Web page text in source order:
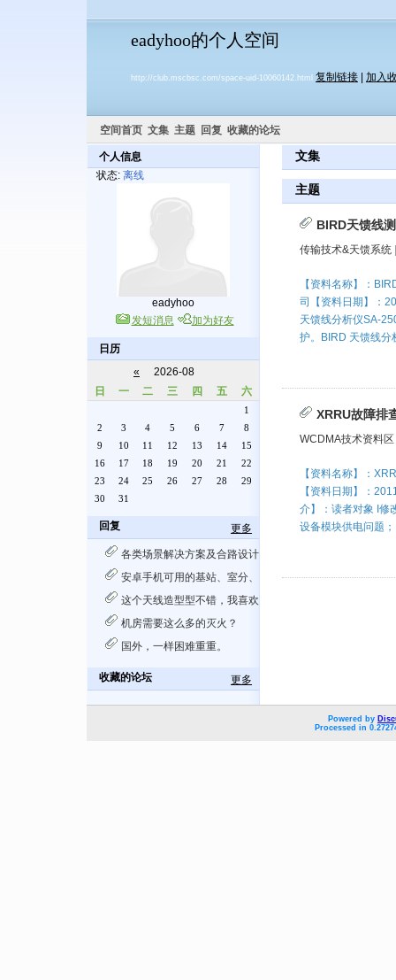
eadyhoo的个人空间
http://club.mscbsc.com/space-uid-10060142.html 复制链接 加入
空间首页 文集 主题 回复 收藏的论坛
个人信息
状态: 离线
eadyhoo
发短消息
加为好友
日历
«
2026-08
日
一 二 三 四 五 六
1
2
3 4 5 6 7
8
9
10 11 12 13 14
15
16
17 18 19 20 21
22
23
24 25 26 27 28
29
30
31
回复 更多
各类场景解决方案及合路设计
安卓手机可用的基站、室分、WLAN多功能测试软件
这个天线造型型不错，我喜欢
机房需要这么多的灭火？
国外，一样困难重重。
收藏的论坛 更多
文集
主题
BIRD天馈线
传输技术&天馈系统
【资料名称】：
司【资料日期】：
天馈线分析仪SA-
护。BIRD 天馈线分
XRRU故障排
WCDMA技术资料区
【资料名称】：
【资料日期】：
介】：读者对象 I修
设备模块供电问题；
Powered by
Processed in